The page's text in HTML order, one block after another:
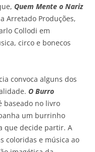
Quem Mente o Nariz
Arretado Produções,
Collodi em
circo e bonecos
convoca alguns dos
O Burro
baseado no livro
um burrinho
que decide partir. A
coloridas e música ao